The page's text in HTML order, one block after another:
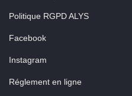
Politique RGPD ALYS
Facebook
Instagram
Réglement en ligne